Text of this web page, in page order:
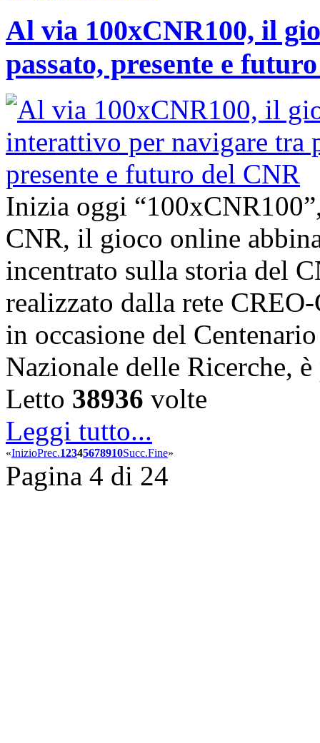
Al via 100xCNR100, il
passato, presente e
Inizia oggi
CNR, il gioco online
incentrato sulla storia del
realizzato dalla rete
in occasione del
Nazionale delle Ricerche,
Letto 38936 volte
Leggi tutto...
«InizioPrec.12345678910Succ.Fine»
Pagina 4 di 24